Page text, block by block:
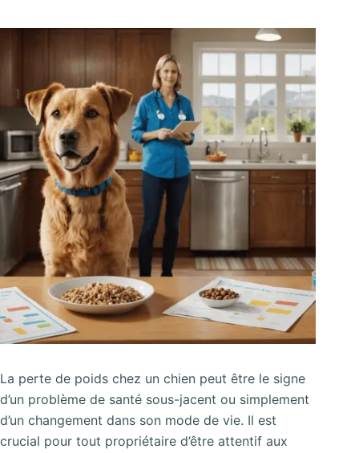
La perte de poids chez un chien peut être le signe
d’un problème de santé sous-jacent ou simplement
d’un changement dans son mode de vie. Il est
crucial pour tout propriétaire d’être attentif aux